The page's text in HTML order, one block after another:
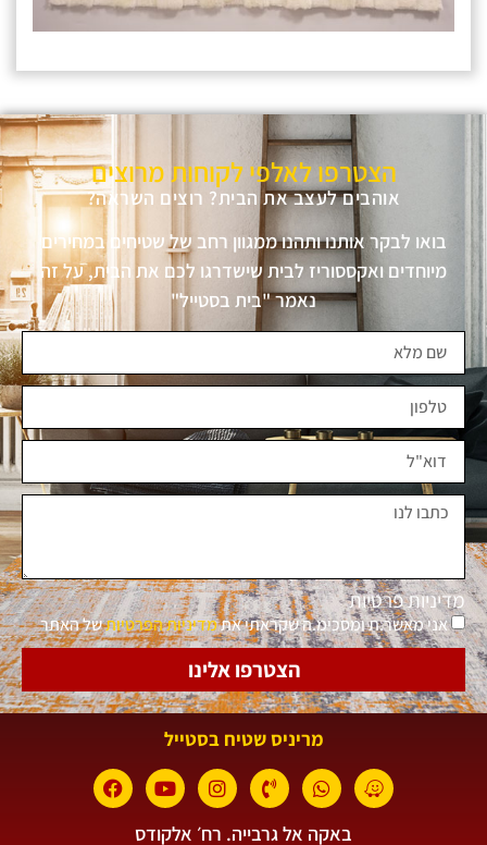
הצטרפו לאלפי לקוחות מרוצים
אוהבים לעצב את הבית? רוצים השראה?
בואו לבקר אותנו ותהנו ממגוון רחב של שטיחים במחירים
מיוחדים ואקססוריז לבית שישדרגו לכם את הבית, על זה
נאמר "בית בסטייל"
מדיניות פרטיות
אני מאשר.ת ומסכימ.ה שקראתי אתמדיניות הפרטיותשל האתר
הצטרפו אלינו
מריניס שטיח בסטייל
באקה אל גרבייה. רח׳ אלקודס